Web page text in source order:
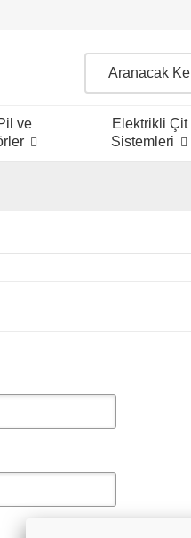
ve
Elektrikli Çit
Sistemleri